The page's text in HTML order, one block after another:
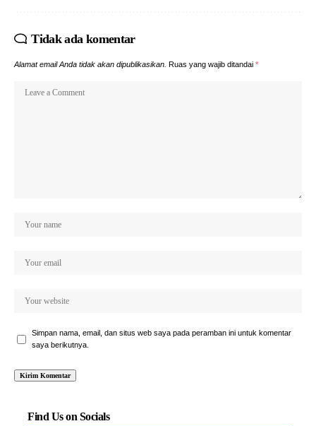
Tidak ada komentar
Alamat email Anda tidak akan dipublikasikan. Ruas yang wajib ditandai *
Simpan nama, email, dan situs web saya pada peramban ini untuk komentar
saya berikutnya.
Find Us on Socials